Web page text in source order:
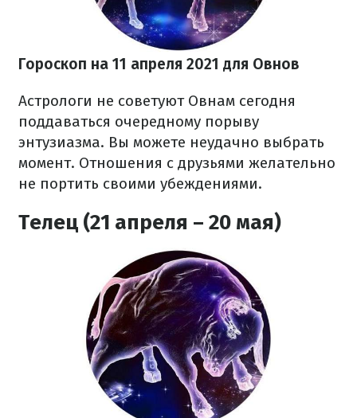
Гороскоп на 11 апреля 2021 для Овнов
Астрологи не советуют Овнам сегодня
поддаваться очередному порыву
энтузиазма. Вы можете неудачно выбрать
момент. Отношения с друзьями желательно
не портить своими убеждениями.
Телец (21 апреля – 20 мая)